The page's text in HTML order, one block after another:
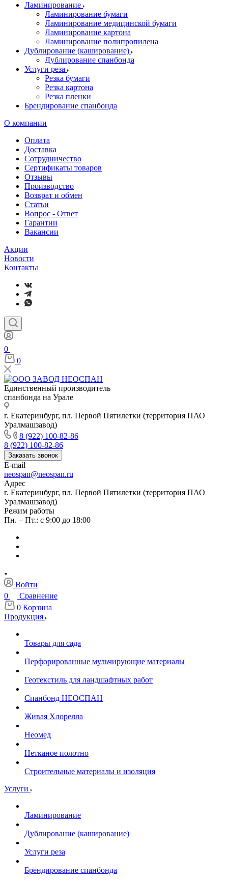
Ламинирование
Ламинирование бумаги
Ламинирование медицинской бумаги
Ламинирование картона
Ламинирование полипропилена
Дублирование (каширование)
Дублирование спанбонда
Услуги реза
Резка бумаги
Резка картона
Резка пленки
Брендирование спанбонда
О компании
Оплата
Доставка
Сотрудничество
Сертификаты товаров
Отзывы
Производство
Возврат и обмен
Статьи
Вопрос - Ответ
Гарантии
Вакансии
Акции
Новости
Контакты
0
0
Единственный производитель
спанбонда на Урале
г. Екатеринбург, пл. Первой Пятилетки (территория ПАО
Уралмашзавод)
8 (922) 100-82-86
8 (922) 100-82-86
Заказать звонок
E-mail
neospan@neospan.ru
Адрес
г. Екатеринбург, пл. Первой Пятилетки (территория ПАО
Уралмашзавод)
Режим работы
Пн. – Пт.: с 9:00 до 18:00
Войти
0
Сравнение
0 Корзина
Продукция
Товары для сада
Перфорированные мульчирующие материалы
Геотекстиль для ландшафтных работ
Спанбонд НЕОСПАН
Живая Хлорелла
Нeомед
Нетканое полотно
Строительные материалы и изоляция
Услуги
Ламинирование
Дублирование (каширование)
Услуги реза
Брендирование спанбонда